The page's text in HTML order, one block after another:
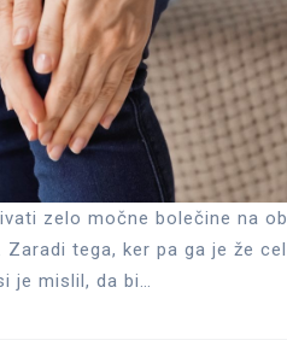
zelo močne bolečine na
tega, ker pa ga je že
je mislil, da bi…